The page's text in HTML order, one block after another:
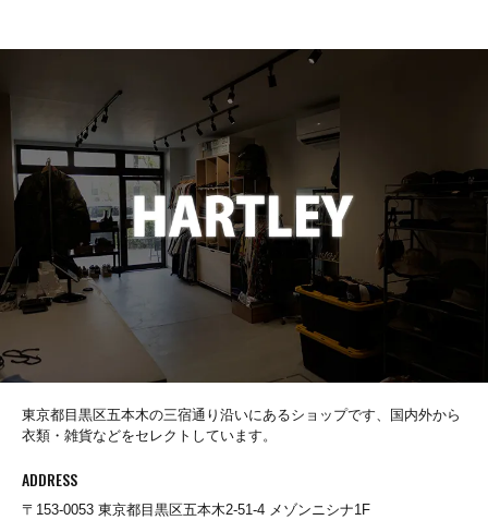
Accessories(ファッション小物)
Watches(腕時計)
Socks(靴下)
Underwear(下着)
Other(その他)
東京都目黒区五本木の三宿通り沿いにあるショップです、国内外から
衣類・雑貨などをセレクトしています。
ADDRESS
〒153-0053 東京都目黒区五本木2-51-4 メゾンニシナ1F